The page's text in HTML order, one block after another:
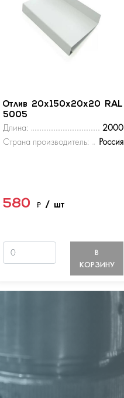
Отлив 20х150х20х20 RAL
5005
Длина:
2000
Страна производитель:
Россия
580₽/ шт
В
КОРЗИНУ